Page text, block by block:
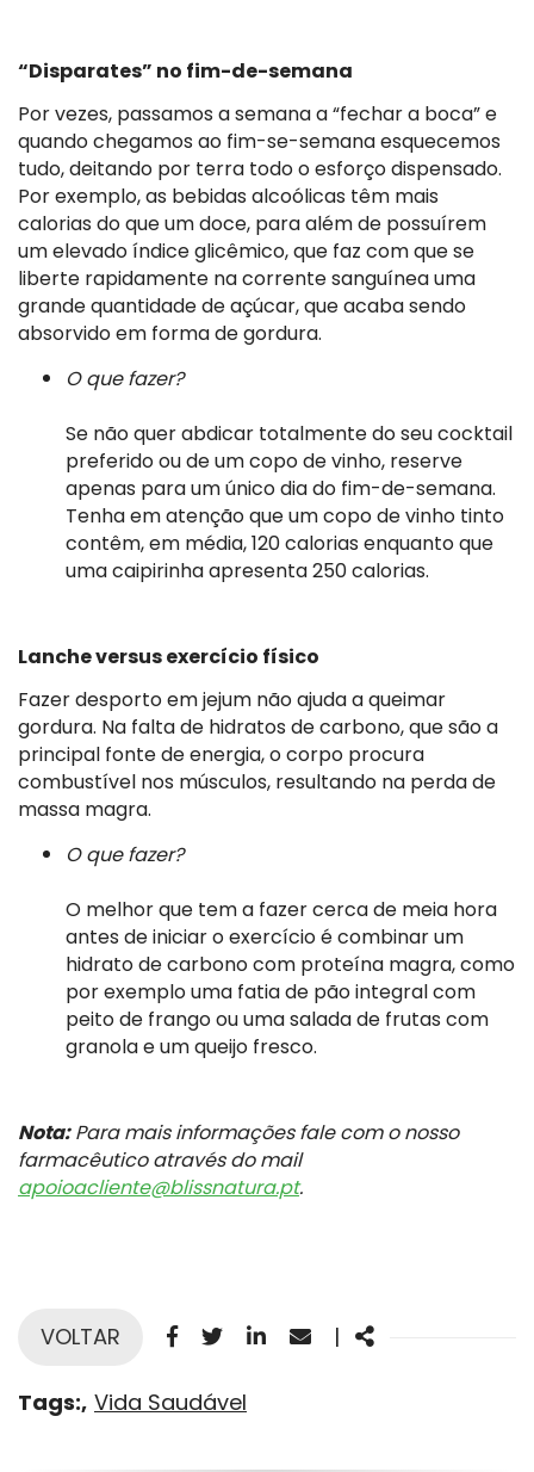
“Disparates” no fim-de-semana
Por vezes, passamos a semana a “fechar a boca” e
quando chegamos ao fim-se-semana esquecemos
tudo, deitando por terra todo o esforço dispensado.
Por exemplo, as bebidas alcoólicas têm mais
calorias do que um doce, para além de possuírem
um elevado índice glicêmico, que faz com que se
liberte rapidamente na corrente sanguínea uma
grande quantidade de açúcar, que acaba sendo
absorvido em forma de gordura.
O que fazer?
Se não quer abdicar totalmente do seu cocktail
preferido ou de um copo de vinho, reserve
apenas para um único dia do fim-de-semana.
Tenha em atenção que um copo de vinho tinto
contêm, em média, 120 calorias enquanto que
uma caipirinha apresenta 250 calorias.
Lanche versus exercício físico
Fazer desporto em jejum não ajuda a queimar
gordura. Na falta de hidratos de carbono, que são a
principal fonte de energia, o corpo procura
combustível nos músculos, resultando na perda de
massa magra.
O que fazer?
O melhor que tem a fazer cerca de meia hora
antes de iniciar o exercício é combinar um
hidrato de carbono com proteína magra, como
por exemplo uma fatia de pão integral com
peito de frango ou uma salada de frutas com
granola e um queijo fresco.
Nota:Para mais informações fale com o nosso
farmacêutico através do mail
apoioacliente@blissnatura.pt.
VOLTAR Facebook
TwitterLinkedinEmail
| Share
Tags: Vida Saudável